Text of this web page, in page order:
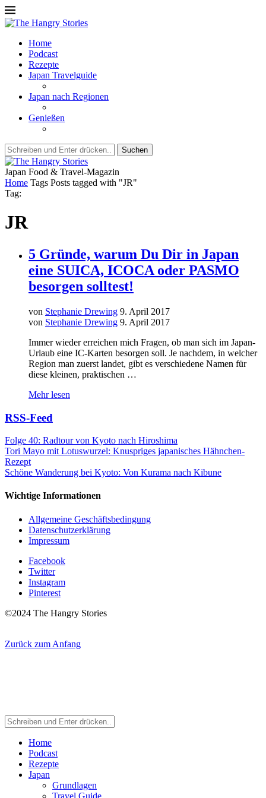
Home
Podcast
Rezepte
Japan Travelguide
Japan nach Regionen
Genießen
Suchen
Japan Food & Travel-Magazin
Home Tags Posts tagged with "JR"
Tag:
JR
5 Gründe, warum Du Dir in Japan
eine SUICA, ICOCA oder PASMO
besorgen solltest!
von Stephanie Drewing 9. April 2017
von Stephanie Drewing 9. April 2017
Immer wieder erreichen mich Fragen, ob man sich im Japan-
Urlaub eine IC-Karten besorgen soll. Je nachdem, in welcher
Region man zuerst landet, gibt es verschiedene Namen für
diese kleinen, praktischen …
Mehr lesen
RSS-Feed
Folge 40: Radtour von Kyoto nach Hiroshima
Tori Mayo mit Lotuswurzel: Knuspriges japanisches Hähnchen-
Rezept
Schöne Wanderung bei Kyoto: Von Kurama nach Kibune
Wichtige Informationen
Allgemeine Geschäftsbedingung
Datenschutzerklärung
Impressum
Facebook
Twitter
Instagram
Pinterest
©2024 The Hangry Stories
Zurück zum Anfang
Home
Podcast
Rezepte
Japan
Grundlagen
Travel Guide